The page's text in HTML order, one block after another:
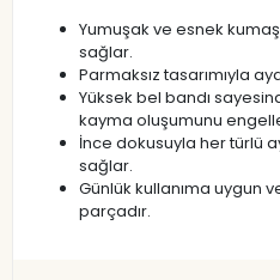
Yumuşak ve esnek
sağlar.
Parmaksız tasarımıyla
Yüksek bel bandı
kayma oluşumunu
İnce dokusuyla her türlü
sağlar.
Günlük kullanıma uygun
parçadır.